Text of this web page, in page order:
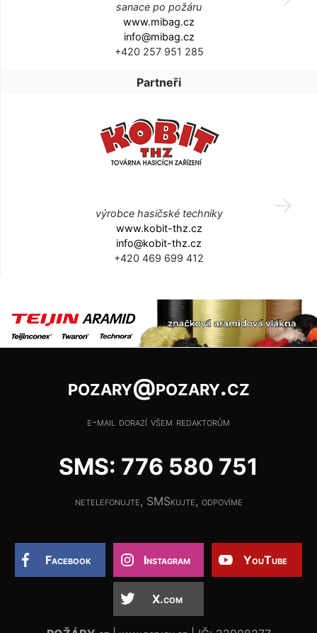
sanace po požáru
www.mibag.cz
info@mibag.cz
+420 257 951 285
Partneři
výrobce hasičské techniky
www.kobit-thz.cz
info@kobit-thz.cz
+420 469 699 412
pozary@pozary.cz
e-mail dorazí všem redaktorům
SMS: 776 580 751
netelefonujte, SMSkujte, odpovíme
Facebook Instagram YouTube
X.com